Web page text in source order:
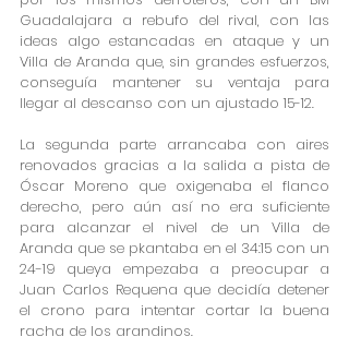
Guadalajara a rebufo del rival, con las
ideas algo estancadas en ataque y un
Villa de Aranda que, sin grandes esfuerzos,
conseguía mantener su ventaja para
llegar al descanso con un ajustado 15-12.
La segunda parte arrancaba con aires
renovados gracias a la salida a pista de
Óscar Moreno que oxigenaba el flanco
derecho, pero aún así no era suficiente
para alcanzar el nivel de un Villa de
Aranda que se pkantaba en el 34:15 con un
24-19 queya empezaba a preocupar a
Juan Carlos Requena que decidía detener
el crono para intentar cortar la buena
racha de los arandinos.